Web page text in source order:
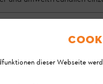
um die App zu
lokale
und dem STIHL
dieser Webseite